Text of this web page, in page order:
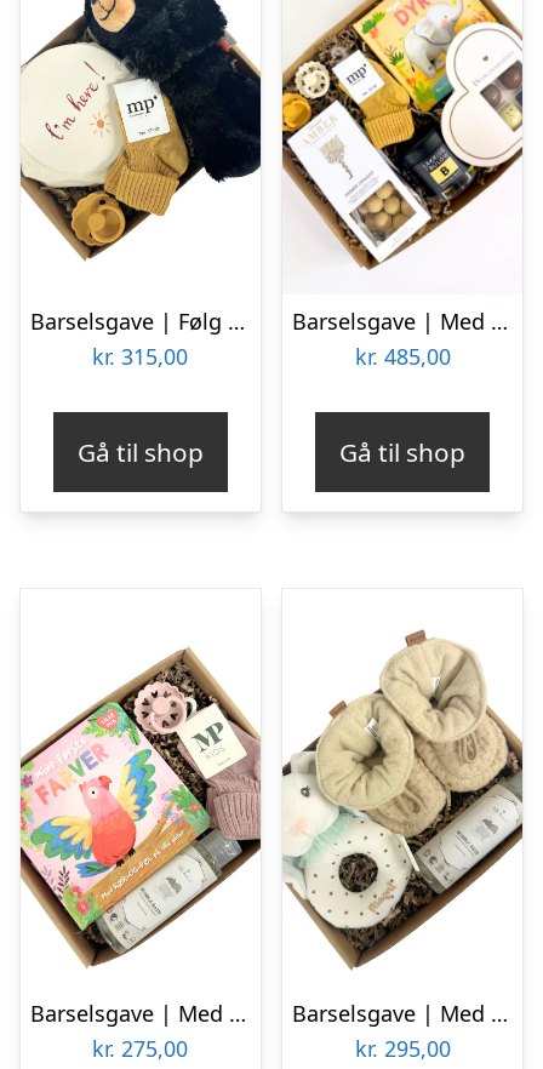
Barselsgave | Følg min udvikling
kr. 315,00
Gå til shop
Barselsgave | Med gule lækkerier til mor og baby
kr. 485,00
Gå til shop
Barselsgave | Med bog og strømper
kr. 275,00
Barselsgave | Med kaninrangle og futter
kr. 295,00